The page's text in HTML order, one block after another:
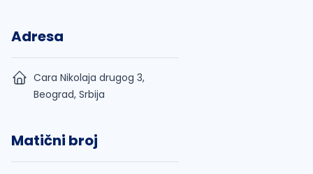
Adresa
Cara Nikolaja drugog 3,
Beograd, Srbija
Matični broj